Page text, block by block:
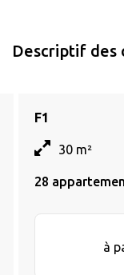
Descriptif des
F1
30 m²
28
à